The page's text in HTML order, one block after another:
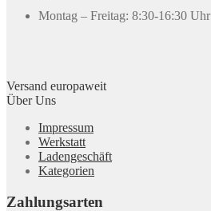
Montag – Freitag: 8:30-16:30 Uhr
Versand europaweit
Über Uns
Impressum
Werkstatt
Ladengeschäft
Kategorien
Zahlungsarten